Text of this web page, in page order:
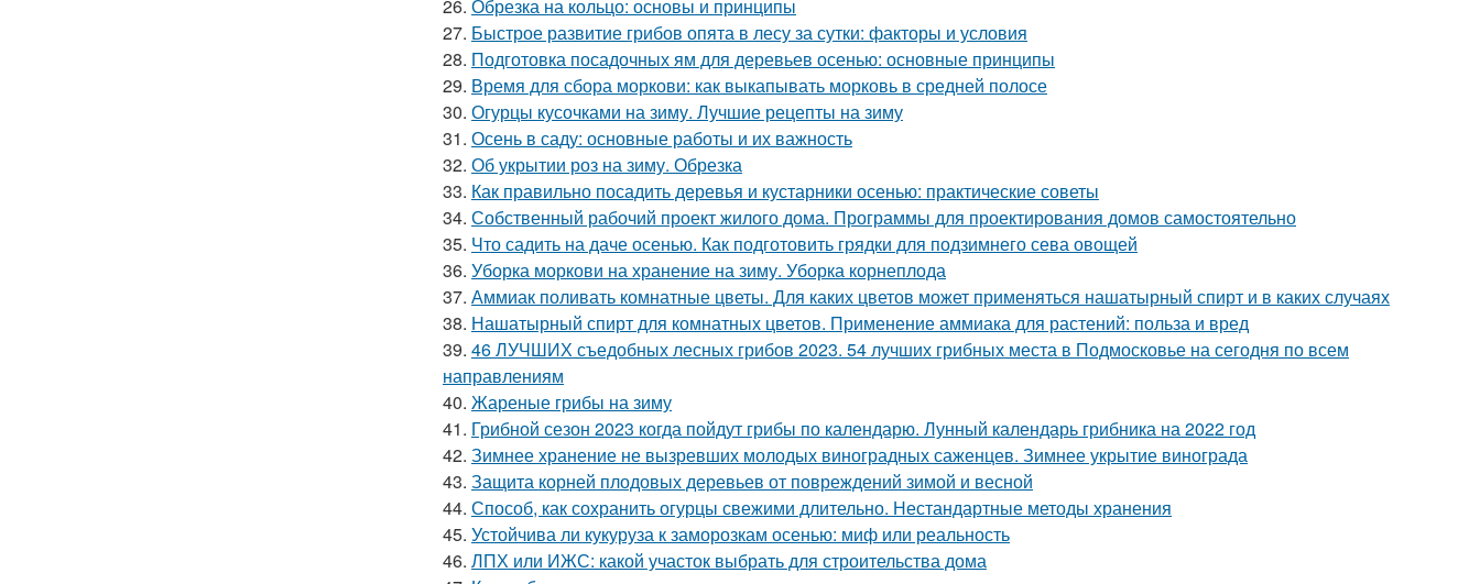
26. Обрезка на кольцо: основы и принципы
27. Быстрое развитие грибов опята в лесу за сутки: факторы и условия
28. Подготовка посадочных ям для деревьев осенью: основные принципы
29. Время для сбора моркови: как выкапывать морковь в средней полосе
30. Огурцы кусочками на зиму. Лучшие рецепты на зиму
31. Осень в саду: основные работы и их важность
32. Об укрытии роз на зиму. Обрезка
33. Как правильно посадить деревья и кустарники осенью: практические советы
34. Собственный рабочий проект жилого дома. Программы для проектирования домов самостоятельно
35. Что садить на даче осенью. Как подготовить грядки для подзимнего сева овощей
36. Уборка моркови на хранение на зиму. Уборка корнеплода
37. Аммиак поливать комнатные цветы. Для каких цветов может применяться нашатырный спирт и в каких случаях
38. Нашатырный спирт для комнатных цветов. Применение аммиака для растений: польза и вред
39. 46 ЛУЧШИХ съедобных лесных грибов 2023. 54 лучших грибных места в Подмосковье на сегодня по всем
направлениям
40. Жареные грибы на зиму
41. Грибной сезон 2023 когда пойдут грибы по календарю. Лунный календарь грибника на 2022 год
42. Зимнее хранение не вызревших молодых виноградных саженцев. Зимнее укрытие винограда
43. Защита корней плодовых деревьев от повреждений зимой и весной
44. Способ, как сохранить огурцы свежими длительно. Нестандартные методы хранения
45. Устойчива ли кукуруза к заморозкам осенью: миф или реальность
46. ЛПХ или ИЖС: какой участок выбрать для строительства дома